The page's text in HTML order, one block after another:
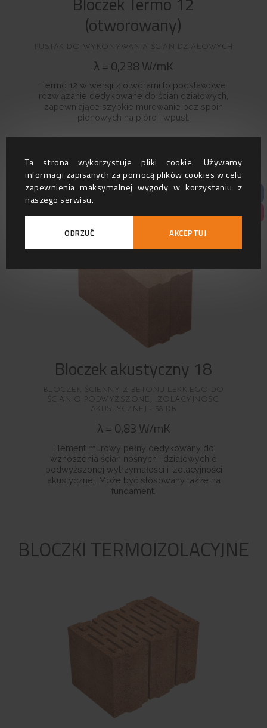
Ta strona wykorzystuje pliki cookie. Używamy
informacji zapisanych za pomocą plików cookies w celu
zapewnienia maksymalnej wygody w korzystaniu z
naszego serwisu.
ODRZUĆ AKCEPTUJ
(otworowany)
PUSTAK DO WYKONYWANIA ŚCIAN DZIAŁOWYCH
λ=0,238W/mK
Termo 12 w wersji z otworami to podstawowe
rozwiązanie dedykowane do ścian działowych,
zapewniające szybkie murowanie bez spoin
pionowych na pióro i wpust.
BLOCZKI AKUSTYCZNE
Bloczek akustyczny 18
BLOCZEK ŚCIENNY Z BETONU LEKKIEGO DO
ŚCIAN O PODWYŻSZONEJ IZOLACYJNOŚCI
AKUSTYCZNEJ - 58 DB
λ=0,83W/mK
Element murowy pełny dedykowany do
wznoszenia ścian nośnych i działowych o
podwyższonej wytrzymałości i izolacyjności
akustycznej. Może być stosowany także na
fundament.
BLOCZKI TERMOIZOLACYJNE